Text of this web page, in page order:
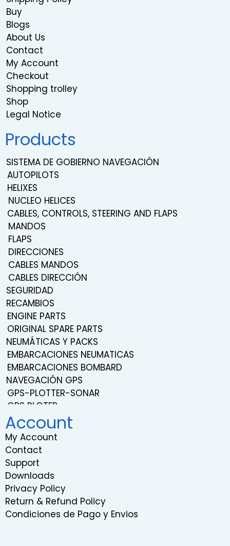
Buy
Blogs
About Us
Contact
My Account
Checkout
Shopping trolley
Shop
Legal Notice
Products
SISTEMA DE GOBIERNO NAVEGACIÓN
AUTOPILOTS
HELIXES
NUCLEO HELICES
CABLES, CONTROLS, STEERING AND FLAPS
MANDOS
FLAPS
DIRECCIONES
CABLES MANDOS
CABLES DIRECCIÓN
SEGURIDAD
RECAMBIOS
ENGINE PARTS
ORIGINAL SPARE PARTS
NEUMÁTICAS Y PACKS
EMBARCACIONES NEUMATICAS
EMBARCACIONES BOMBARD
NAVEGACIÓN GPS
GPS-PLOTTER-SONAR
GPS PLOTER
NAVEGACIÓN
TRANSDUCERS
PROBES
SISTEMA DE SONIDO Y ENTRETENIMIENTO
VHF RADIOS
RADARS
INSTRUMENTATION
RELOJES EMBARCACIONES
COMPÁS DE BARCO
Account
My Account
Contact
Support
Downloads
Privacy Policy
Return & Refund Policy
Condiciones de Pago y Envios